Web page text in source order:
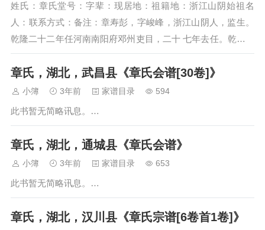
姓氏：章氏堂号：字辈：现居地：祖籍地：浙江山阴始祖名
人：联系方式：备注：章寿彭，字峻峰，浙江山阴人，监生。
乾隆二十二年任河南南阳府邓州吏目，二十 七年去任。乾隆三
十二年任广州府经历，实心任事。四十年八月，六年俸满，送
部引见。 乾隆四十四年任广东惠州府的附郭之归善县知县，多
有惠政。修治与府城之间河流…
章氏，湖北，武昌县《章氏会谱[30卷]》
小簿 3年前 家谱目录 594
此书暂无简略讯息。…
章氏，湖北，通城县《章氏会谱》
小簿 3年前 家谱目录 653
此书暂无简略讯息。…
章氏，湖北，汉川县《章氏宗谱[6卷首1卷]》